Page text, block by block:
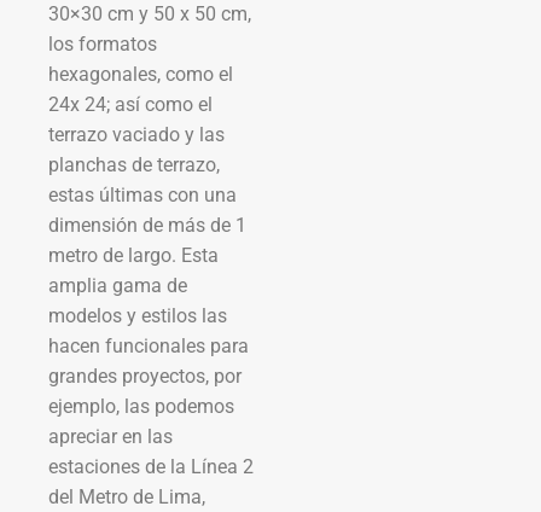
30×30 cm y 50 x 50 cm,
los formatos
hexagonales, como el
24x 24; así como el
terrazo vaciado y las
planchas de terrazo,
estas últimas con una
dimensión de más de 1
metro de largo. Esta
amplia gama de
modelos y estilos las
hacen funcionales para
grandes proyectos, por
ejemplo, las podemos
apreciar en las
estaciones de la Línea 2
del Metro de Lima,